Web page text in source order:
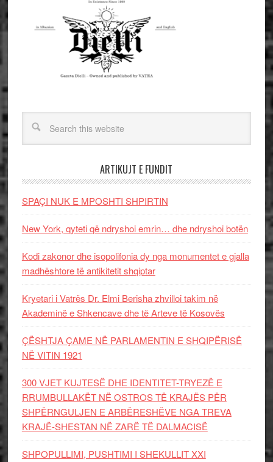
ARTIKUJT E FUNDIT
SPAÇI NUK E MPOSHTI SHPIRTIN
New York, qyteti që ndryshoi emrin… dhe ndryshoi botën
Kodi zakonor dhe isopolifonia dy nga monumentet e gjalla
madhështore të antikitetit shqiptar
Kryetari i Vatrës Dr. Elmi Berisha zhvilloi takim në
Akademinë e Shkencave dhe të Arteve të Kosovës
ÇËSHTJA ÇAME NË PARLAMENTIN E SHQIPËRISË
NË VITIN 1921
300 VJET KUJTESË DHE IDENTITET-TRYEZË E
RRUMBULLAKËT NË OSTROS TË KRAJËS PËR
SHPËRNGULJEN E ARBËRESHËVE NGA TREVA
KRAJË-SHESTAN NË ZARË TË DALMACISË
SHPOPULLIMI, PUSHTIMI I SHEKULLIT XXI